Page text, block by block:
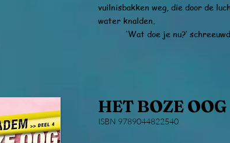
vuilnisbakken weg, die door de
water knalden.
‘Wat doe je nu?’
HET BOZE OOG
ISBN 9789044822540